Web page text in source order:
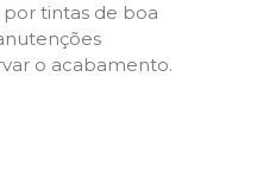
tintas de boa
o acabamento.